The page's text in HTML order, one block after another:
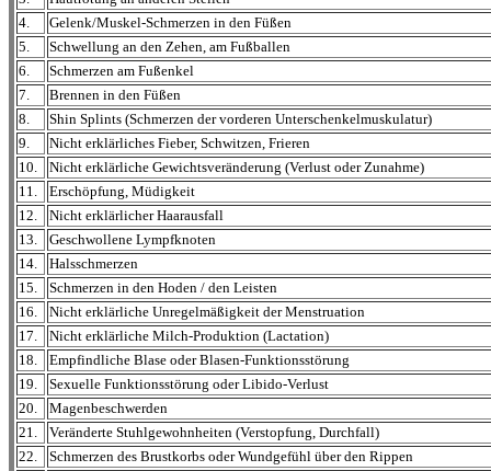
4.
Gelenk/Muskel-Schmerzen in den Füßen
5.
Schwellung an den Zehen, am Fußballen
6.
Schmerzen am Fußenkel
7.
Brennen in den Füßen
8.
Shin Splints (Schmerzen der vorderen Unterschenkelmuskulatur)
9.
Nicht erklärliches Fieber, Schwitzen, Frieren
10.
Nicht erklärliche Gewichtsveränderung (Verlust oder Zunahme)
11.
Erschöpfung, Müdigkeit
12.
Nicht erklärlicher Haarausfall
13.
Geschwollene Lympfknoten
14.
Halsschmerzen
15.
Schmerzen in den Hoden / den Leisten
16.
Nicht erklärliche Unregelmäßigkeit der Menstruation
17.
Nicht erklärliche Milch-Produktion (Lactation)
18.
Empfindliche Blase oder Blasen-Funktionsstörung
19.
Sexuelle Funktionsstörung oder Libido-Verlust
20.
Magenbeschwerden
21.
Veränderte Stuhlgewohnheiten (Verstopfung, Durchfall)
22.
Schmerzen des Brustkorbs oder Wundgefühl über den Rippen